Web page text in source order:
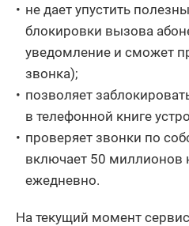
не дает упустить
блокировки вызова
уведомление и сможет
звонка);
позволяет
в телефонной книге
проверяет звонки по
включает 50 миллионов
ежедневно.
На текущий момент